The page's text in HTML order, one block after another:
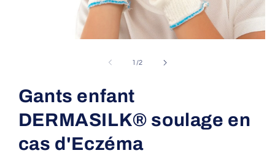
une
fenêtre
1 /de
2
Gants enfant
DERMASILK® soulage en
cas d'Eczéma